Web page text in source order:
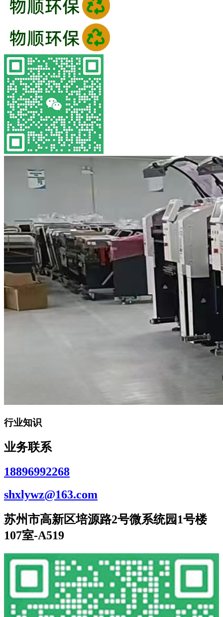
行业知识
业务联系
18896992268
shxlywz@163.com
苏州市高新区培源路2号微系统园1号楼
107室-A519